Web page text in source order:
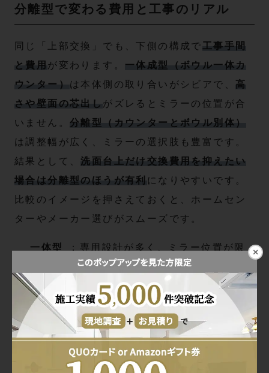
分離型で変わる費用と工事のリアル
同じ「上部交換」でも、下側の構成で工事手間
と費用 が変わります。 一体成型（ボウル一体カ
ウンター） は本体側の取り合いがシビアで、 高
さや壁面の芯出し がズレるとミラーの位置が合
いません。 分離型（カウンターとボウル別体）
は調整幅が広く、ミラーの選択肢も豊富です。
結果として、洗面台上だけ交換費用を抑えたい
場合は分離型のほうが有利 になりやすいです。
比較のイメージを押さえておくと、ホームセン
ターやメーカー選びがスムーズです。
一体型
：専用設計が多く、ミラー位置が限
定。工事は精度重視で時間増
分離型
の傾向
：汎用品の適合が取りやすく、配
線・配管の逃げが作りやすい
費用感の
：一体型は施工難度で人件費が上
がりやすい
相性の良い：分離型はホームセンターの在庫
品とも合わせやすい
×